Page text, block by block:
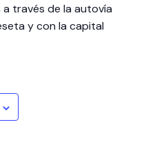
través de la autovía
y con la capital